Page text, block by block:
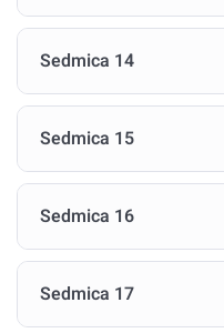
Sedmica 14
Sedmica 15
Sedmica 16
Sedmica 17